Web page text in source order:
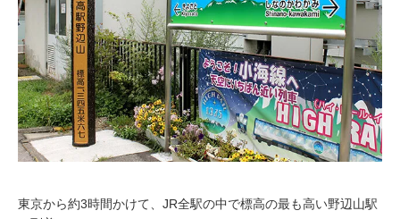
東京から約3時間かけて、JR全駅の中で標高の最も高い野辺山駅